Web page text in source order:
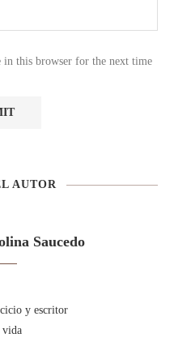
in this browser for the next time
AUTOR
Saucedo
y escritor
vida